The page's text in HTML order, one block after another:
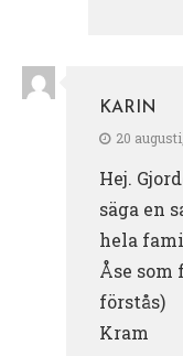
KARIN
20
Hej.
säga en
hela
Åse
förstås)
Kram